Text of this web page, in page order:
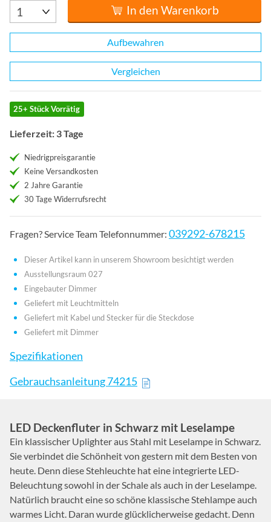
In den Warenkorb
Aufbewahren
Vergleichen
25+ Stück Vorrätig
Lieferzeit: 3 Tage
Niedrigpreisgarantie
Keine Versandkosten
2 Jahre Garantie
30 Tage Widerrufsrecht
Fragen? Service Team Telefonnummer: 039292-678215
Dieser Artikel kann in unserem Showroom besichtigt werden
Ausstellungsraum 027
Eingebauter Dimmer
Geliefert mit Leuchtmitteln
Geliefert mit Kabel und Stecker für die Steckdose
Geliefert mit Dimmer
Spezifikationen
Gebrauchsanleitung 74215
LED Deckenfluter in Schwarz mit Leselampe
Ein klassischer Uplighter aus Stahl mit Leselampe in Schwarz.
Sie verbindet die Schönheit von gestern mit dem Besten von
heute. Denn diese Stehleuchte hat eine integrierte LED-
Beleuchtung sowohl in der Schale als auch in der Leselampe.
Natürlich braucht eine so schöne klassische Stehlampe auch
warmes Licht. Daran wurde glücklicherweise gedacht. Denn